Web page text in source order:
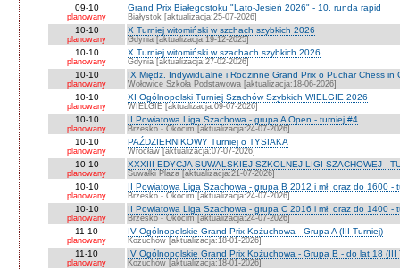
09-10
planowany
Grand Prix Białegostoku "Lato-Jesień 2026" - 10. runda rapid
Białystok [aktualizacja:25-07-2026]
10-10
planowany
X Turniej witomiński w szchach szybkich 2026
Gdynia [aktualizacja:19-12-2025]
10-10
planowany
X Turniej witomiński w szachach szybkich 2026
Gdynia [aktualizacja:27-02-2026]
10-10
planowany
IX Międz. Indywidualne i Rodzinne Grand Prix o Puchar Chess in
Wołowice Szkoła Podstawowa [aktualizacja:18-06-2026]
10-10
planowany
XI Ogólnopolski Turniej Szachów Szybkich WIELGIE 2026
WIELGIE [aktualizacja:09-07-2026]
10-10
planowany
II Powiatowa Liga Szachowa - grupa A Open - turniej #4
Brzesko - Okocim [aktualizacja:24-07-2026]
10-10
planowany
PAŹDZIERNIKOWY Turniej o TYSIAKA
Wrocław [aktualizacja:07-07-2026]
10-10
planowany
XXXIII EDYCJA SUWALSKIEJ SZKOLNEJ LIGI SZACHOWEJ -
Suwałki Plaza [aktualizacja:21-07-2026]
10-10
planowany
II Powiatowa Liga Szachowa - grupa B 2012 i mł. oraz do 1600 -
Brzesko - Okocim [aktualizacja:24-07-2026]
10-10
planowany
II Powiatowa Liga Szachowa - grupa C 2016 i mł. oraz do 1400 -
Brzesko - Okocim [aktualizacja:24-07-2026]
11-10
planowany
IV Ogólnopolskie Grand Prix Kożuchowa - Grupa A (III Turniej)
Kożuchów [aktualizacja:18-01-2026]
11-10
planowany
IV Ogólnopolskie Grand Prix Kożuchowa - Grupa B - do lat 18 (III
Kożuchów [aktualizacja:18-01-2026]